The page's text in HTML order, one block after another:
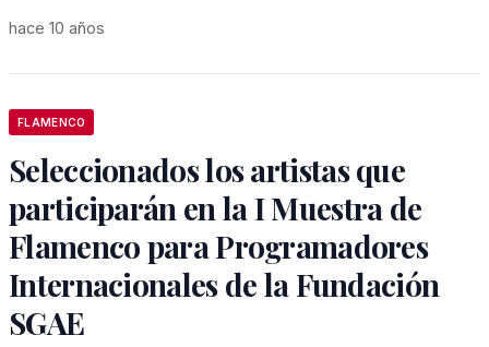
hace 10 años
FLAMENCO
Seleccionados los artistas que
participarán en la I Muestra de
Flamenco para Programadores
Internacionales de la Fundación
SGAE